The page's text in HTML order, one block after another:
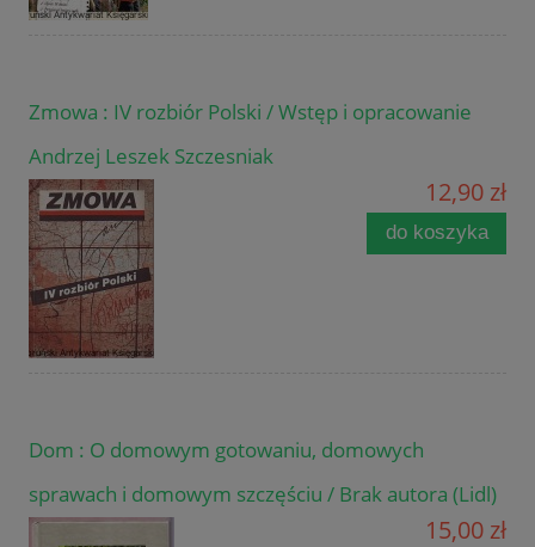
Zmowa : IV rozbiór Polski / Wstęp i opracowanie
Andrzej Leszek Szczesniak
12,90 zł
do koszyka
Dom : O domowym gotowaniu, domowych
sprawach i domowym szczęściu / Brak autora (Lidl)
15,00 zł